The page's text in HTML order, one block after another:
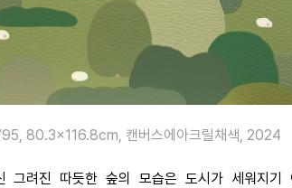
80.3×116.8cm, 캔버스에아크릴채색, 2024
그려진 따듯한 숲의 모습은 도시가 세워지기